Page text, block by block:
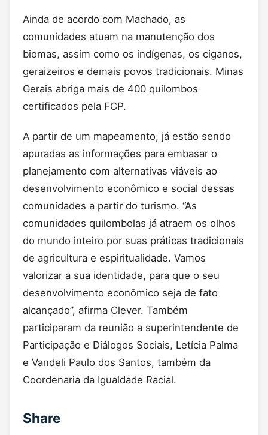
Ainda de acordo com Machado, as
comunidades atuam na manutenção dos
biomas, assim como os indígenas, os ciganos,
geraizeiros e demais povos tradicionais. Minas
Gerais abriga mais de 400 quilombos
certificados pela FCP.
A partir de um mapeamento, já estão sendo
apuradas as informações para embasar o
planejamento com alternativas viáveis ao
desenvolvimento econômico e social dessas
comunidades a partir do turismo. “As
comunidades quilombolas já atraem os olhos
do mundo inteiro por suas práticas tradicionais
de agricultura e espiritualidade. Vamos
valorizar a sua identidade, para que o seu
desenvolvimento econômico seja de fato
alcançado”, afirma Clever. Também
participaram da reunião a superintendente de
Participação e Diálogos Sociais, Letícia Palma
e Vandeli Paulo dos Santos, também da
Coordenaria da Igualdade Racial.
Share